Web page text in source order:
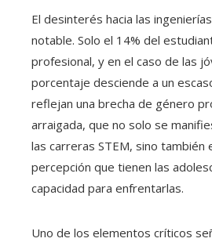
El desinterés hacia las
notable. Solo el 14% del
profesional, y en el caso de las
porcentaje desciende a un
reflejan una brecha de género
arraigada, que no solo se
las carreras STEM, sino también
percepción que tienen las
capacidad para enfrentarlas.
Uno de los elementos críticos